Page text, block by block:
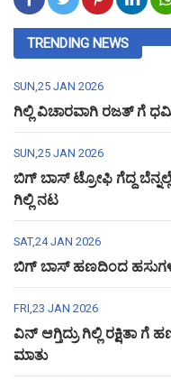
TRENDING NEWS
SUN,25 JAN 2026
ಗಿಲ್ಲಿ ವಿಚಾರವಾಗಿ ರಜತ್ ಗೆ
SUN,25 JAN 2026
ಬಿಗ್ ಬಾಸ್ ಟ್ರೋಫಿ ಗೆದ್ದ
ಗಿಲ್ಲಿ ನಟ
SAT,24 JAN 2026
ಬಿಗ್ ಬಾಸ್ ಹಣದಿಂದ
FRI,23 JAN 2026
ವಿನ್ ಆಗ್ತಿದ್ರು ಗಿಲ್ಲಿ ರಕ್ಷಿತಾ
ಮಾತು